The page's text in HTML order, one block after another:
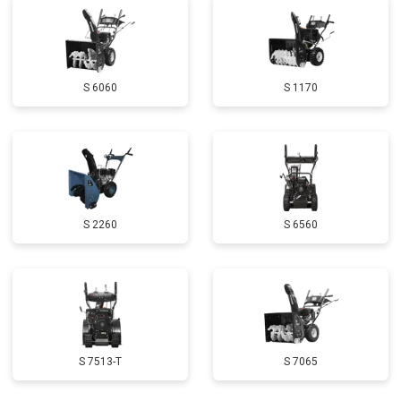
Замена маховика Заказать
Замена шины на колесном диске от 2000 ₽ Заказать
Ремонт электропроводки от 3150 ₽ Заказать
Полное ТО от 4900 ₽
Ремонт привода от 3250 ₽
Замена свечей зажигания от 1820 ₽ Заказать
Демонтаж-монтаж двигателя от 6400 ₽
Ремонт сцепления от 3800 ₽ Заказать
S 6060 S 1170
S 2260 S 6560
S 7513-T S 7065